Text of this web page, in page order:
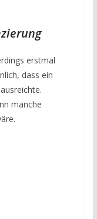
erstmal
dass ein
manche